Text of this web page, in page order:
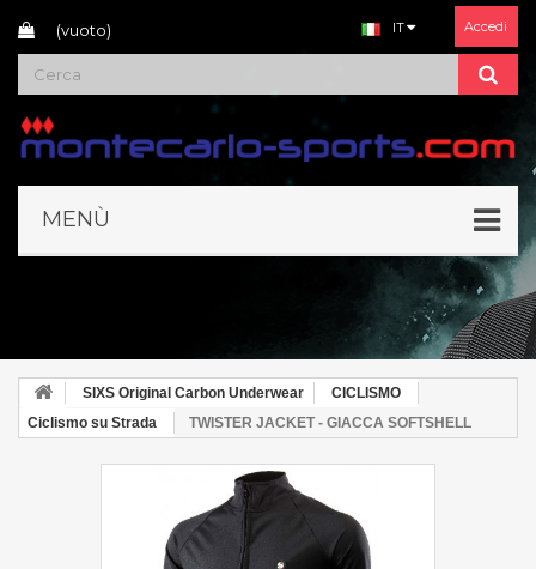
Accedi
(vuoto) IT
MENÙ
SIXS Original Carbon Underwear
CICLISMO
Ciclismo su Strada
TWISTER JACKET - GIACCA SOFTSHELL